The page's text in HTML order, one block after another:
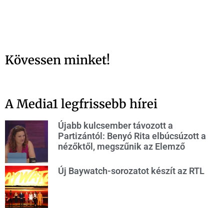
Kövessen minket!
A Media1 legfrissebb hírei
Újabb kulcsember távozott a
Partizántól: Benyó Rita elbúcsúzott a
nézőktől, megszűnik az Elemző
Új Baywatch-sorozatot készít az RTL